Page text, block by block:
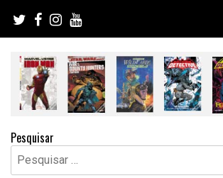
content
Pesquisar
Pesquisar
por: